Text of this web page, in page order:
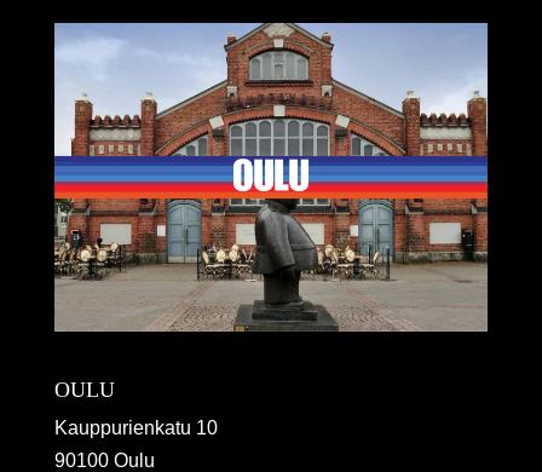
OULU
Kauppurienkatu 10
90100 Oulu